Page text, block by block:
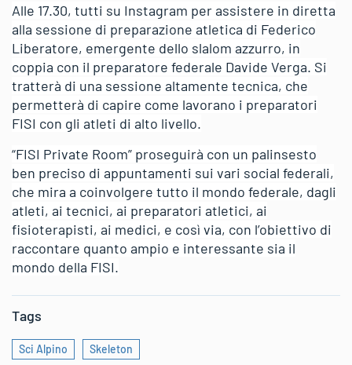
Alle 17.30, tutti su Instagram per assistere in diretta
alla sessione di preparazione atletica di Federico
Liberatore, emergente dello slalom azzurro, in
coppia con il preparatore federale Davide Verga. Si
tratterà di una sessione altamente tecnica, che
permetterà di capire come lavorano i preparatori
FISI con gli atleti di alto livello.
“FISI Private Room” proseguirà con un palinsesto
ben preciso di appuntamenti sui vari social federali,
che mira a coinvolgere tutto il mondo federale, dagli
atleti, ai tecnici, ai preparatori atletici, ai
fisioterapisti, ai medici, e così via, con l’obiettivo di
raccontare quanto ampio e interessante sia il
mondo della FISI.
Tags
Sci Alpino Skeleton